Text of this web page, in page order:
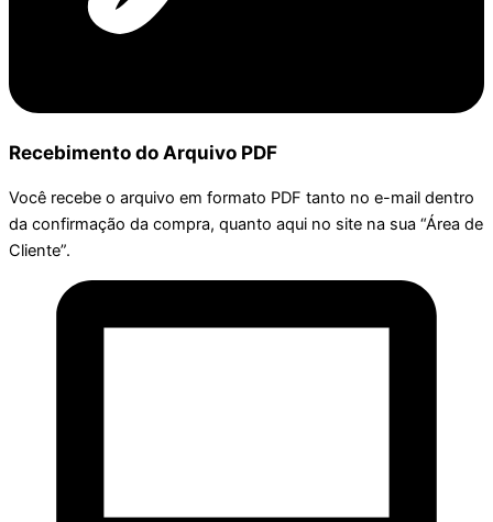
Recebimento do Arquivo PDF
Você recebe o arquivo em formato PDF tanto no e-mail dentro
da confirmação da compra, quanto aqui no site na sua “Área de
Cliente”.